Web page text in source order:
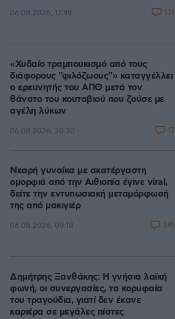
06.08.2026, 17:49 131
«Χυδαίο τραμπουκισμό από τους
διάφορους "φιλόζωους"» καταγγέλλει
ο ερευνητής του ΑΠΘ μετά τον
θάνατο του κουταβιού που ζούσε με
αγέλη λύκων
06.08.2026, 20:30 17
Νεαρή γυναίκα με ακατέργαστη
ομορφιά από την Αιθιοπία έγινε viral,
δείτε την εντυπωσιακή μεταμόρφωσή
της από μακιγιέρ
06.08.2026, 09:18 341
Δημήτρης Ξανθάκης: Η γνήσια λαϊκή
φωνή, οι συνεργασίες, τα κορυφαία
του τραγούδια, γιατί δεν έκανε
καριέρα σε μεγάλες πίστες